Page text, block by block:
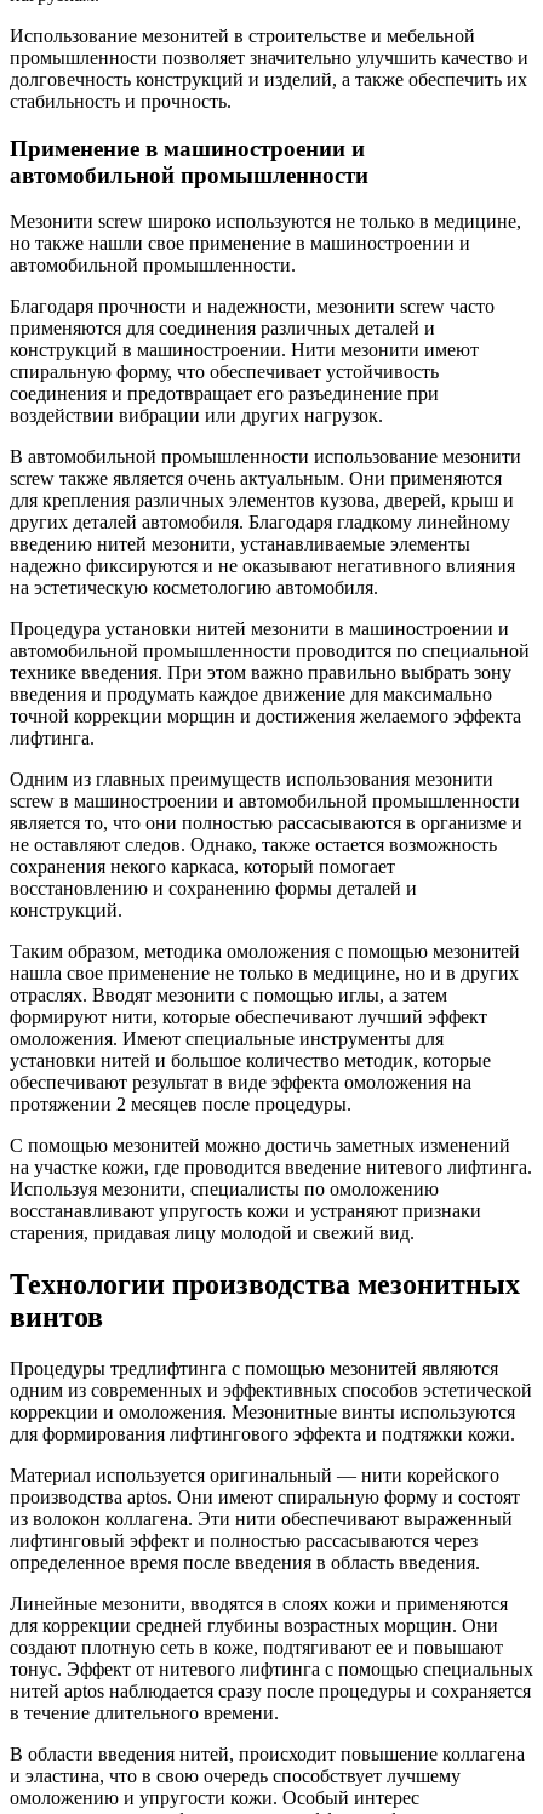
Использование мезонитей в строительстве и мебельной
промышленности позволяет значительно улучшить качество и
долговечность конструкций и изделий, а также обеспечить их
стабильность и прочность.
Применение в машиностроении и
автомобильной промышленности
Мезонити screw широко используются не только в медицине,
но также нашли свое применение в машиностроении и
автомобильной промышленности.
Благодаря прочности и надежности, мезонити screw часто
применяются для соединения различных деталей и
конструкций в машиностроении. Нити мезонити имеют
спиральную форму, что обеспечивает устойчивость
соединения и предотвращает его разъединение при
воздействии вибрации или других нагрузок.
В автомобильной промышленности использование мезонити
screw также является очень актуальным. Они применяются
для крепления различных элементов кузова, дверей, крыш и
других деталей автомобиля. Благодаря гладкому линейному
введению нитей мезонити, устанавливаемые элементы
надежно фиксируются и не оказывают негативного влияния
на эстетическую косметологию автомобиля.
Процедура установки нитей мезонити в машиностроении и
автомобильной промышленности проводится по специальной
технике введения. При этом важно правильно выбрать зону
введения и продумать каждое движение для максимально
точной коррекции морщин и достижения желаемого эффекта
лифтинга.
Одним из главных преимуществ использования мезонити
screw в машиностроении и автомобильной промышленности
является то, что они полностью рассасываются в организме и
не оставляют следов. Однако, также остается возможность
сохранения некого каркаса, который помогает
восстановлению и сохранению формы деталей и
конструкций.
Таким образом, методика омоложения с помощью мезонитей
нашла свое применение не только в медицине, но и в других
отраслях. Вводят мезонити с помощью иглы, а затем
формируют нити, которые обеспечивают лучший эффект
омоложения. Имеют специальные инструменты для
установки нитей и большое количество методик, которые
обеспечивают результат в виде эффекта омоложения на
протяжении 2 месяцев после процедуры.
С помощью мезонитей можно достичь заметных изменений
на участке кожи, где проводится введение нитевого лифтинга.
Используя мезонити, специалисты по омоложению
восстанавливают упругость кожи и устраняют признаки
старения, придавая лицу молодой и свежий вид.
Технологии производства мезонитных
винтов
Процедуры тредлифтинга с помощью мезонитей являются
одним из современных и эффективных способов эстетической
коррекции и омоложения. Мезонитные винты используются
для формирования лифтингового эффекта и подтяжки кожи.
Материал используется оригинальный — нити корейского
производства aptos. Они имеют спиральную форму и состоят
из волокон коллагена. Эти нити обеспечивают выраженный
лифтинговый эффект и полностью рассасываются через
определенное время после введения в область введения.
Линейные мезонити, вводятся в слоях кожи и применяются
для коррекции средней глубины возрастных морщин. Они
создают плотную сеть в коже, подтягивают ее и повышают
тонус. Эффект от нитевого лифтинга с помощью специальных
нитей aptos наблюдается сразу после процедуры и сохраняется
в течение длительного времени.
В области введения нитей, происходит повышение коллагена
и эластина, что в свою очередь способствует лучшему
омоложению и упругости кожи. Особый интерес